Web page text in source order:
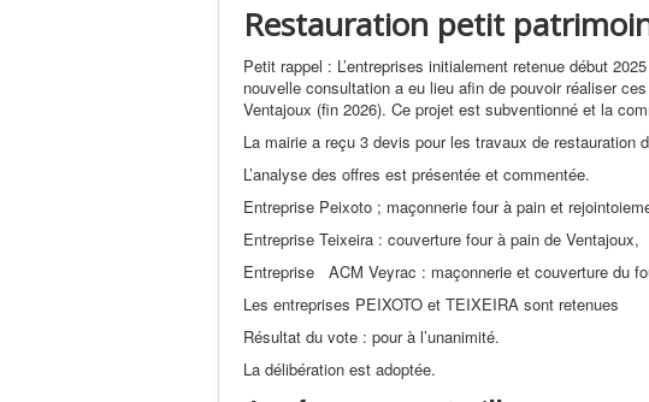
Restauration petit
Petit rappel : L’entreprises initialement retenue début
nouvelle consultation a eu lieu afin de pouvoir réaliser
Ventajoux (fin 2026). Ce projet est subventionné et la
La mairie a reçu 3 devis pour les travaux de restauration
L’analyse des offres est présentée et commentée.
Entreprise Peixoto ; maçonnerie four à pain et
Entreprise Teixeira : couverture four à pain de Ventajoux,
Entreprise ACM Veyrac : maçonnerie et couverture du
Les entreprises PEIXOTO et TEIXEIRA sont retenues
Résultat du vote : pour à l’unanimité.
La délibération est adoptée.